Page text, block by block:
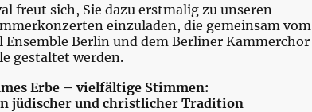
freut sich, Sie dazu erstmalig zu unseren
einzuladen, die gemeinsam vom
Ensemble Berlin und dem Berliner Kammerchor
gestaltet werden.
Erbe – vielfältige Stimmen:
jüdischer und christlicher Tradition